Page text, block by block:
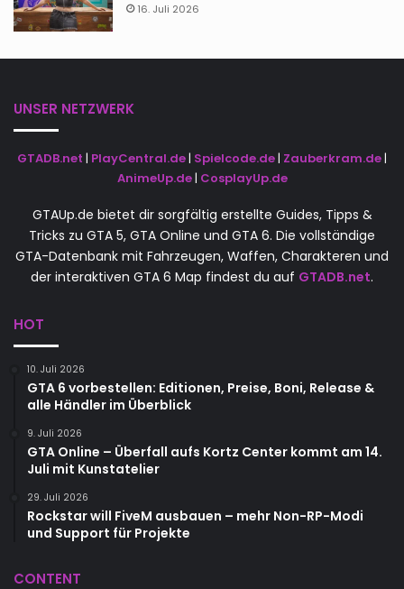
16. Juli 2026
UNSER NETZWERK
GTADB.net | PlayCentral.de| Spielcode.de| Zauberkram.de|
AnimeUp.de| CosplayUp.de
GTAUp.de bietet dir sorgfältig erstellte Guides, Tipps &
Tricks zu GTA 5, GTA Online und GTA 6. Die vollständige
GTA-Datenbank mit Fahrzeugen, Waffen, Charakteren und
der interaktiven GTA 6 Map findest du auf GTADB.net.
HOT
10. Juli 2026
GTA 6 vorbestellen: Editionen, Preise, Boni, Release &
alle Händler im Überblick
9. Juli 2026
GTA Online – Überfall aufs Kortz Center kommt am 14.
Juli mit Kunstatelier
29. Juli 2026
Rockstar will FiveM ausbauen – mehr Non-RP-Modi
und Support für Projekte
CONTENT